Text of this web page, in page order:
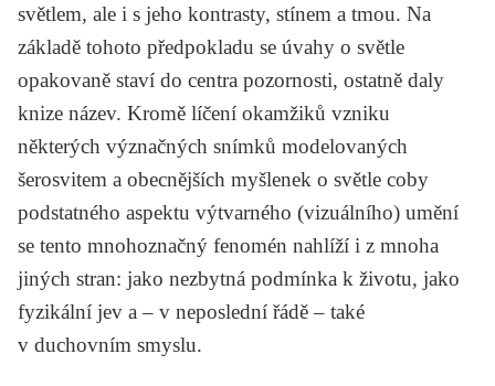
světlem, ale i s jeho kontrasty, stínem a tmou. Na
základě tohoto předpokladu se úvahy o světle
opakovaně staví do centra pozornosti, ostatně daly
knize název. Kromě líčení okamžiků vzniku
některých význačných snímků modelovaných
šerosvitem a obecnějších myšlenek o světle coby
podstatného aspektu výtvarného (vizuálního) umění
se tento mnohoznačný fenomén nahlíží i z mnoha
jiných stran: jako nezbytná podmínka k životu, jako
fyzikální jev a – v neposlední řádě – také
v duchovním smyslu.